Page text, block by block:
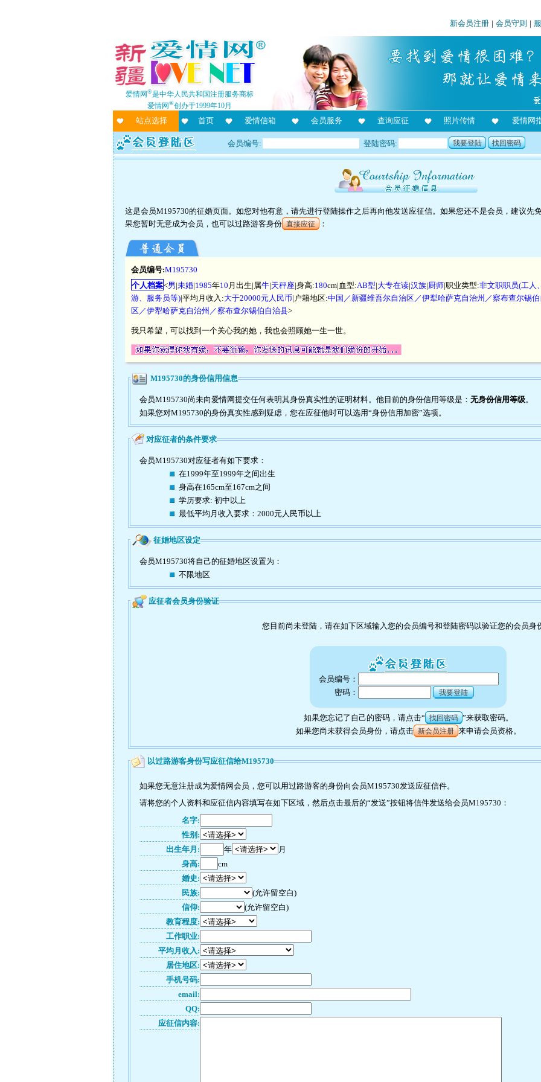
新会员注册 | 会员守则 |
爱情网®是中华人民共和国注册服务商标
爱情网®创办于1999年10月
站点选择 首页 爱情信箱 会员服务 查询应征 照片传情 爱情网
会员编号: 登陆密码: 我要登陆 找回密码
这是会员M195730的征婚页面。如您对他有意，请先进行登陆操作之后再向他发送应征信。如果您还不是会员，建议先
果您暂时无意成为会员，也可以过路游客身份 直接应征 ：
会员编号:M195730
个人档案<男|未婚|1985年10 月出生|属牛|天秤座|身高:180cm|血型:AB型|大专在读|汉族|厨师|职业类型:非文职职员(工人
游、服务员等)|平均月收入:大于20000元人民币|户籍地区:中国／新疆维吾尔自治区／伊犁哈萨克自治州／察布查尔锡
区／伊犁哈萨克自治州／察布查尔锡伯自治县>
我只希望，可以找到一个关心我的她，我也会照顾她一生一世。
M195730的身份信用信息
会员M195730尚未向爱情网提交任何表明其身份真实性的证明材料。他目前的身份信用等级是： 无身份信用等级。
如果您对M195730的身份真实性感到疑虑，您在应征他时可以选用“身份信用加密”选项。
对应征者的条件要求
会员M195730对应征者有如下要求：
在1999年至1999年之间出生
身高在165cm至167cm之间
学历要求: 初中以上
最低平均月收入要求：2000元人民币以上
征婚地区设定
会员M195730将自己的征婚地区设置为：
不限地区
应征者会员身份验证
您目前尚未登陆，请在如下区域输入您的会员编号和登陆密码以验证您的会员身
会员编号：
密码：
我要登陆
如果您忘记了自己的密码，请点击“ 找回密码 ”来获取密码。
如果您尚未获得会员身份，请点击 新会员注册 来申请会员资格。
以过路游客身份写应征信给M195730
如果您无意注册成为爱情网会员，您可以用过路游客的身份向会员M195730发送应征信件。
请将您的个人资料和应征信内容填写在如下区域，然后点击最后的“发送”按钮将信件发送给会员M195730：
名字:
性别:
出生年月:
年
月
身高:
cm
婚史:
民族:
(允许留空白)
信仰:
(允许留空白)
教育程度:
工作职业:
平均月收入:
居住地区:
手机号码:
email:
QQ:
应征信内容: